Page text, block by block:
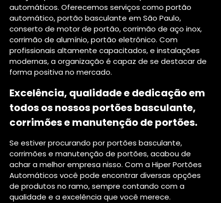
automáticos. Oferecemos serviços como portão
automático, portão basculante em São Paulo,
conserto de motor de portão, corrimão de aço inox,
corrimão de alumínio, portão eletrônico. Com
profissionais altamente capacitados, e instalações
modernas, a organização é capaz de se destacar de
forma positiva no mercado.
Excelência, qualidade e dedicação em
todos os nossos portões basculante,
corrimões e manutenção de portões.
Se estiver procurando por portões basculante,
corrimões e manutenção de portões, acabou de
achar a melhor empresa nisso. Com a Hiper Portões
Automáticos você pode encontrar diversas opções
de produtos no ramo, sempre contando com a
qualidade e a excelência que você merece.